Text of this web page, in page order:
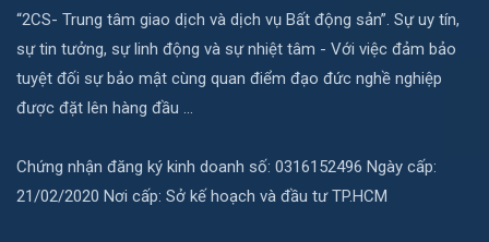
“2CS- Trung tâm giao dịch và dịch vụ Bất động sản”. Sự uy tín,
sự tin tưởng, sự linh động và sự nhiệt tâm - Với việc đảm bảo
tuyệt đối sự bảo mật cùng quan điểm đạo đức nghề nghiệp
được đặt lên hàng đầu ...
Chứng nhận đăng ký kinh doanh số: 0316152496 Ngày cấp:
21/02/2020 Nơi cấp: Sở kế hoạch và đầu tư TP.HCM